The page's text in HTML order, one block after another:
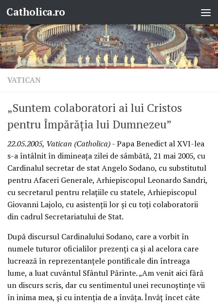
Skip to content
Catholica.ro
VATICAN
„Suntem colaboratori ai lui Cristos
pentru Împărăţia lui Dumnezeu”
22.05.2005, Vatican (Catholica)- Papa Benedict al XVI-lea
s-a întâlnit în dimineaţa zilei de sâmbătă, 21 mai 2005, cu
Cardinalul secretar de stat Angelo Sodano, cu substitutul
pentru Afaceri Generale, Arhiepiscopul Leonardo Sandri,
cu secretarul pentru relaţiile cu statele, Arhiepiscopul
Giovanni Lajolo, cu asistenţii lor şi cu toţi colaboratorii
din cadrul Secretariatului de Stat.
După discursul Cardinalului Sodano, care a vorbit în
numele tuturor oficialilor prezenţi ca şi al acelora care
lucrează în reprezentanţele pontificale din întreaga
lume, a luat cuvântul Sfântul Părinte. „Am venit aici fără
un discurs scris, dar cu sentimentul unei recunoştinţe vii
în inima mea, şi cu intenţia de a învăţa. Învăţ încet câte